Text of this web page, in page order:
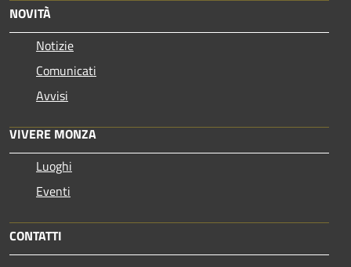
NOVITÀ
Notizie
Comunicati
Avvisi
VIVERE MONZA
Luoghi
Eventi
CONTATTI